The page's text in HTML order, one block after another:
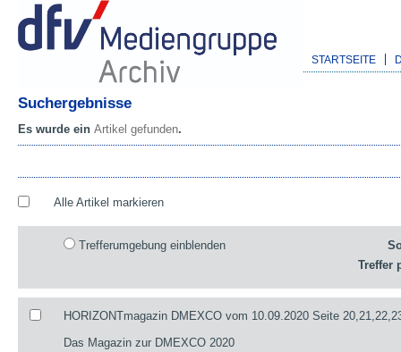
STARTSEITE
Suchergebnisse
Es wurde ein Artikel gefunden.
Alle Artikel markieren
Trefferumgebung einblenden
Treffer
HORIZONTmagazin DMEXCO vom 10.09.2020 Seite
Das Magazin zur DMEXCO 2020